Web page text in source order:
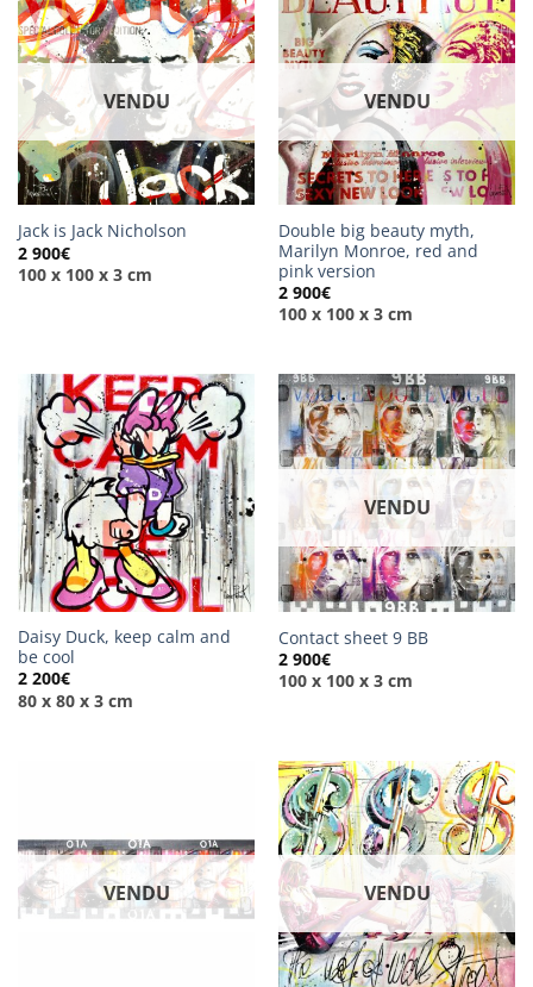
VENDU
Jack is Jack Nicholson
2 900€
100 x 100 x 3 cm
VENDU
Double big beauty myth,
Marilyn Monroe, red and
pink version
2 900€
100 x 100 x 3 cm
Daisy Duck, keep calm and
be cool
2 200€
80 x 80 x 3 cm
VENDU
Contact sheet 9 BB
2 900€
100 x 100 x 3 cm
VENDU VENDU